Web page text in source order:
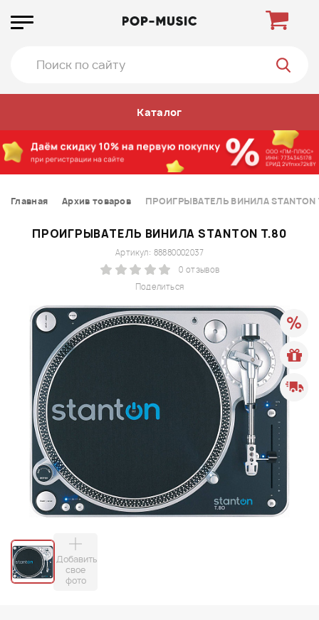
Каталог
Главная Архив товаров ПРОИГРЫВАТЕЛЬ ВИНИЛА STANTON
ПРОИГРЫВАТЕЛЬ ВИНИЛА STANTON T.80
Поделиться
Артикул: 88880002037
0 отзывов
Добавить
свое
фото